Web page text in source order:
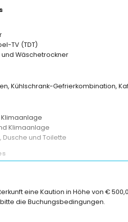
TV (TDT)
Wäschetrockner
Kühlschrank-Gefrierkombination,
Klimaanlage
Dusche und Toilette
eine Kaution in Höhe von €
die Buchungsbedingungen.